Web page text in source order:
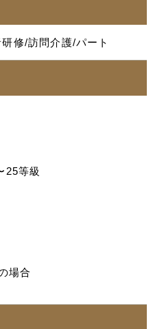
修/訪問介護/パート
等級
場合